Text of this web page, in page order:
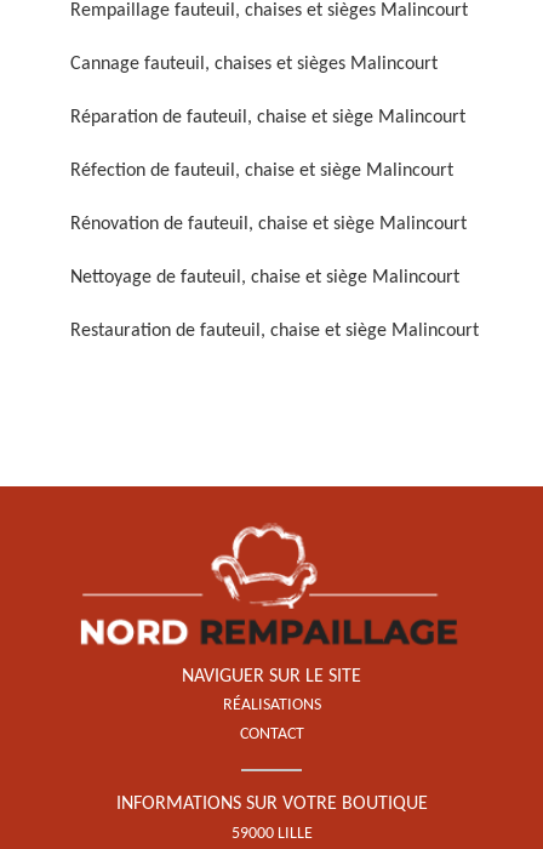
chaise et siège 59
chaise et siège 59
Restauration de fauteuil,
chaise et siège 59
Rempaillage fauteuil, chaises et sièges Malincourt
Cannage fauteuil, chaises et sièges Malincourt
Réparation de fauteuil, chaise et siège Malincourt
Réfection de fauteuil, chaise et siège Malincourt
Rénovation de fauteuil, chaise et siège Malincourt
Nettoyage de fauteuil, chaise et siège Malincourt
Restauration de fauteuil, chaise et siège Malincourt
NAVIGUER SUR LE SITE
RÉALISATIONS
CONTACT
INFORMATIONS SUR VOTRE BOUTIQUE
59000 LILLE